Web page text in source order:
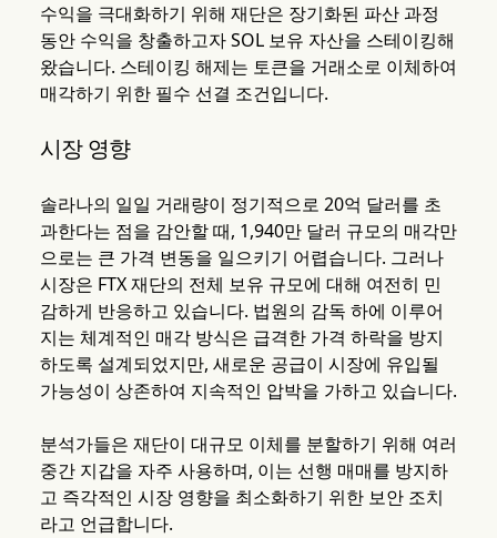
수익을 극대화하기 위해 재단은 장기화된 파산 과정
동안 수익을 창출하고자 SOL 보유 자산을 스테이킹해
왔습니다. 스테이킹 해제는 토큰을 거래소로 이체하여
매각하기 위한 필수 선결 조건입니다.
시장 영향
솔라나의 일일 거래량이 정기적으로 20억 달러를 초
과한다는 점을 감안할 때, 1,940만 달러 규모의 매각만
으로는 큰 가격 변동을 일으키기 어렵습니다. 그러나
시장은 FTX 재단의 전체 보유 규모에 대해 여전히 민
감하게 반응하고 있습니다. 법원의 감독 하에 이루어
지는 체계적인 매각 방식은 급격한 가격 하락을 방지
하도록 설계되었지만, 새로운 공급이 시장에 유입될
가능성이 상존하여 지속적인 압박을 가하고 있습니다.
분석가들은 재단이 대규모 이체를 분할하기 위해 여러
중간 지갑을 자주 사용하며, 이는 선행 매매를 방지하
고 즉각적인 시장 영향을 최소화하기 위한 보안 조치
라고 언급합니다.